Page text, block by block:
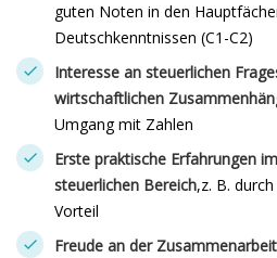
guten Noten in den
Deutschkenntnissen (C1-C2)
Interesse an steuerlichen
wirtschaftlichen
Umgang mit Zahlen
Erste praktische Erfahrungen
steuerlichen Bereich,z. B.
Vorteil
Freude an der Zusammenarbeit